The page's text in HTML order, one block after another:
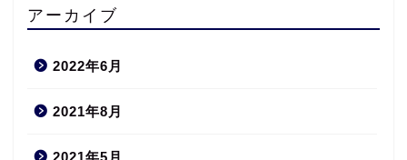
アーカイブ
2022年6月
2021年8月
2021年5月